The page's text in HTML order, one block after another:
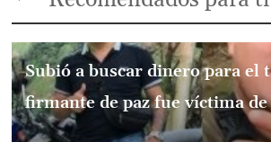
Subió a buscar dinero para el
firmante de paz fue víctima